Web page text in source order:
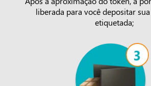
liberada para você depositar
etiquetada;